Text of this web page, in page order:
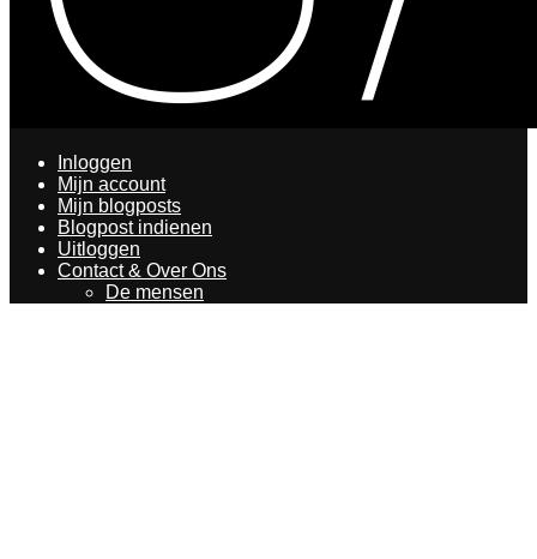
Inloggen
Mijn account
Mijn blogposts
Blogpost indienen
Uitloggen
Contact & Over Ons
De mensen